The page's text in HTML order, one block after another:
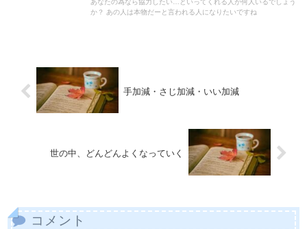
か？ あの人は本物だーと言われる人になりたいですね
手加減・さじ加減・いい加減
世の中、どんどんよくなっていく
コメント